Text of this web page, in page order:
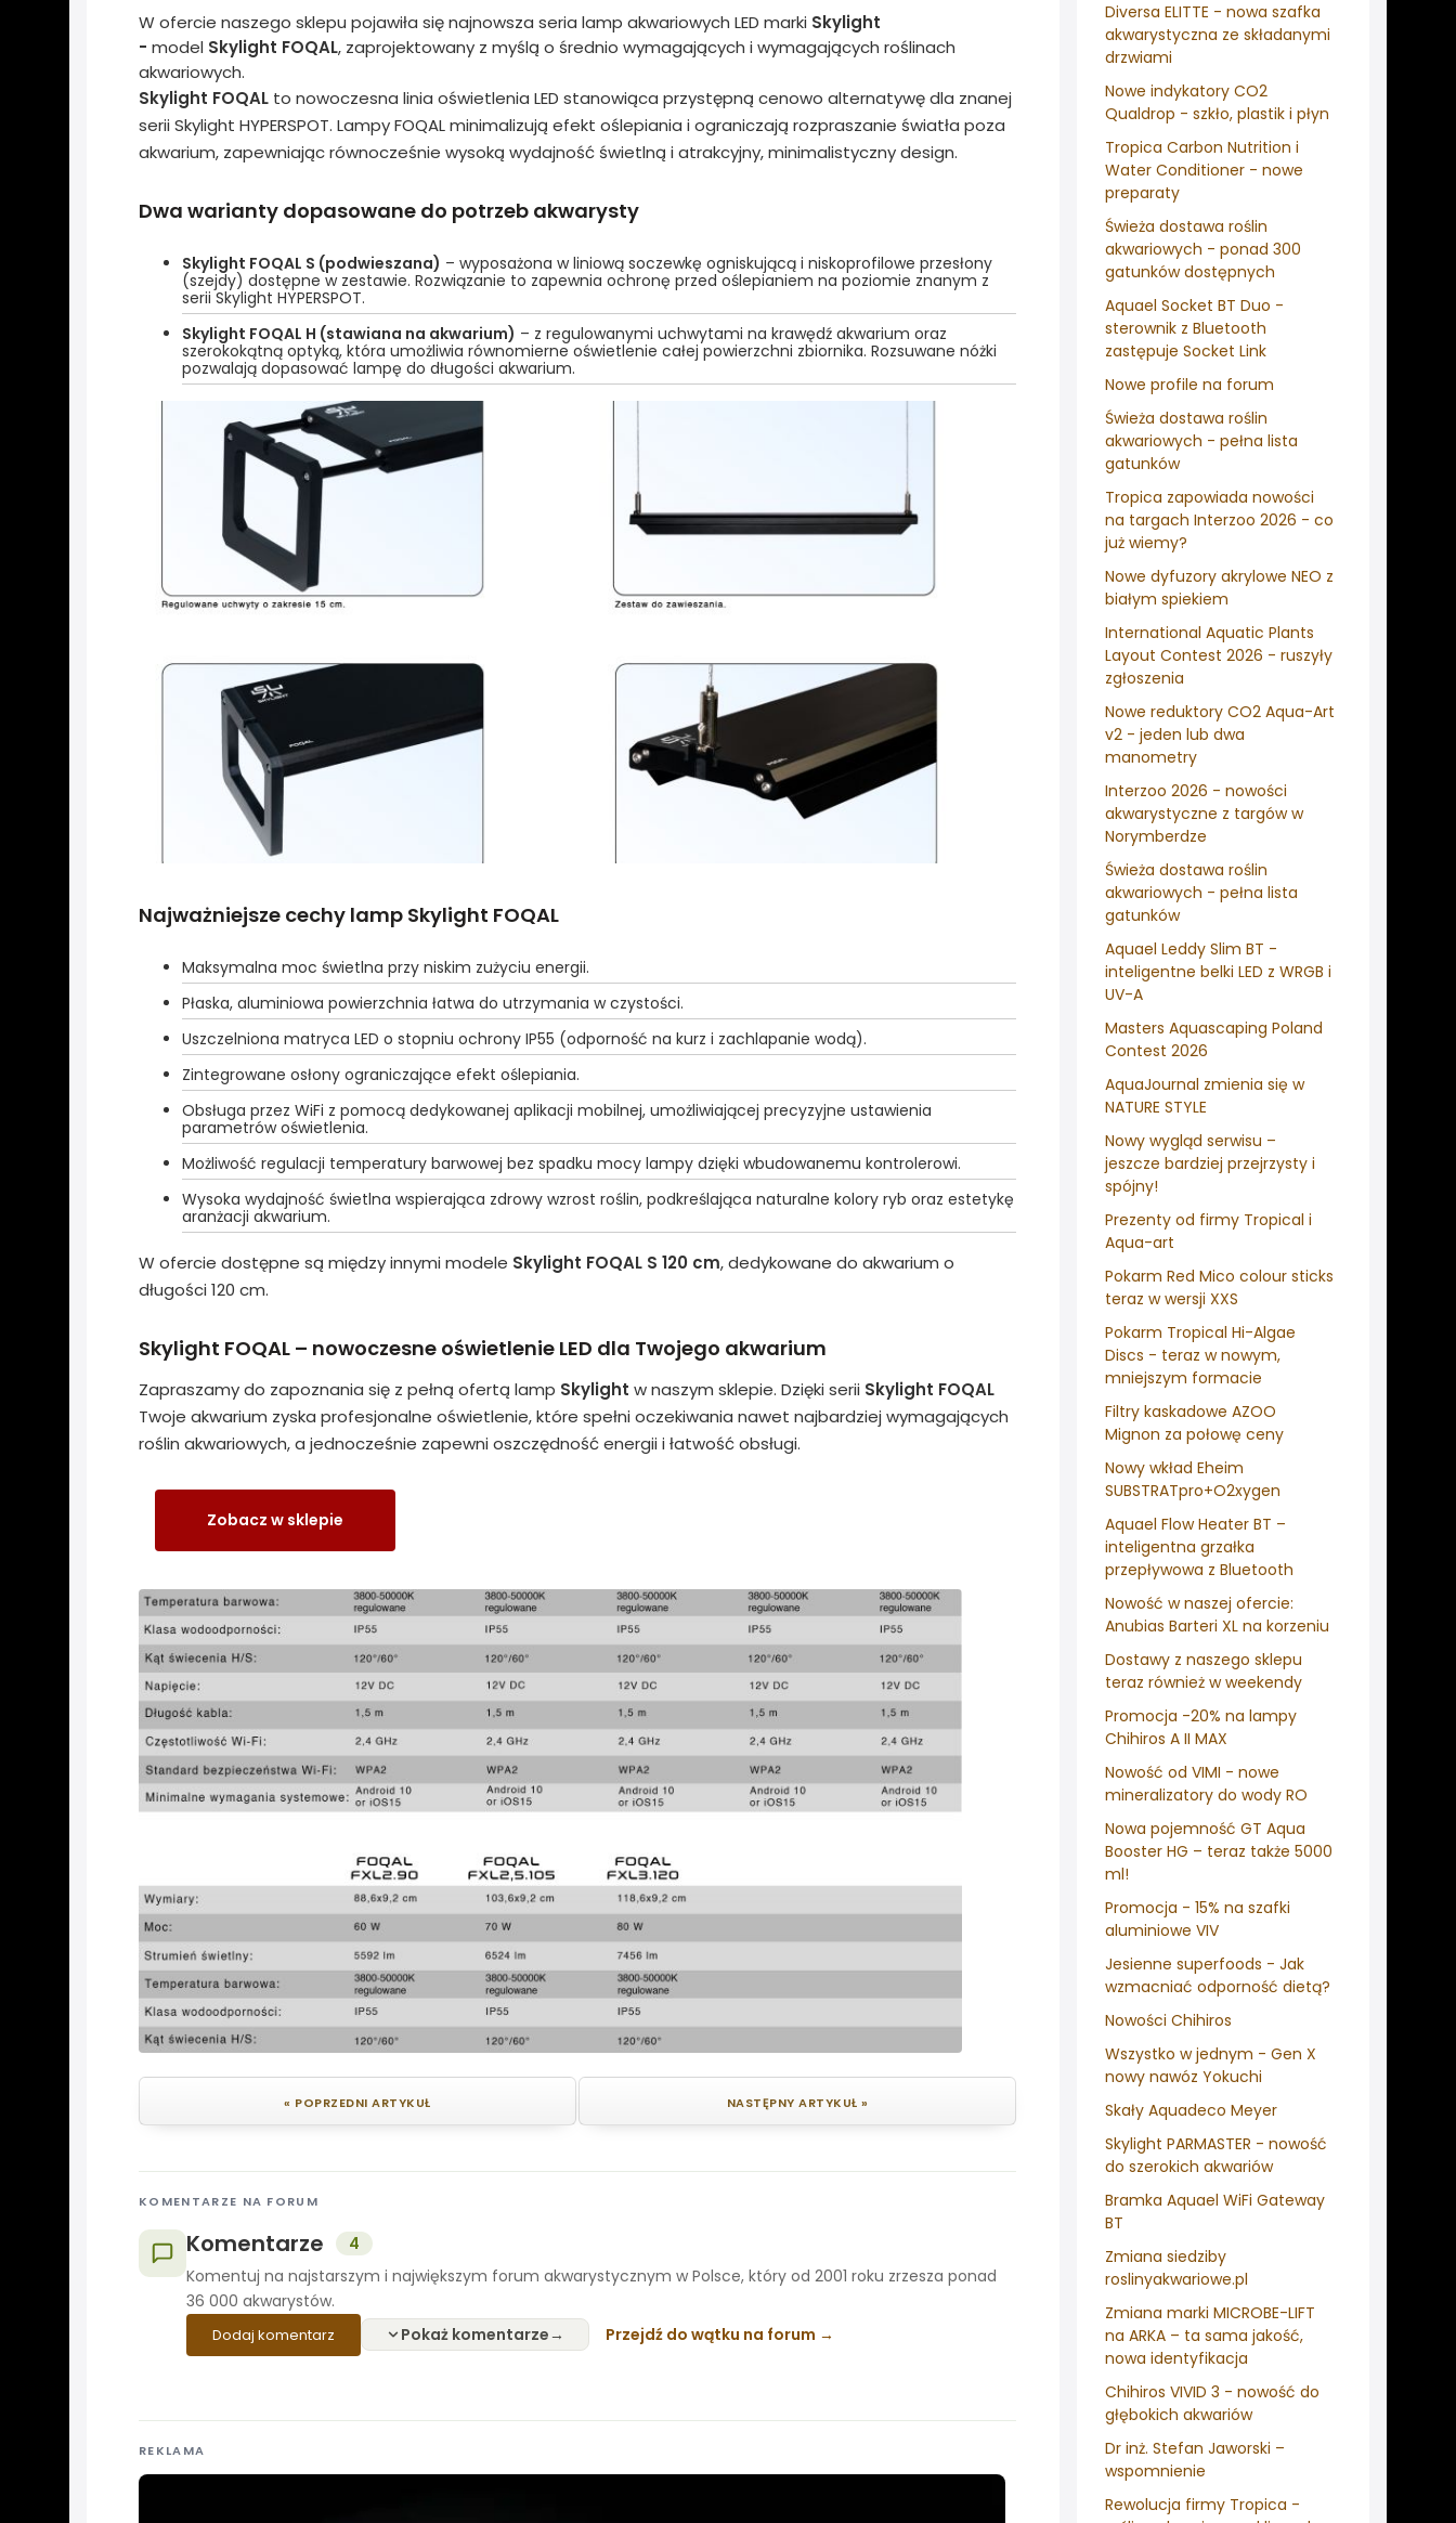
Diversa ELITTE - nowa szafka
akwarystyczna ze składanymi
drzwiami
Nowe indykatory CO2
Qualdrop - szkło, plastik i płyn
Tropica Carbon Nutrition i
Water Conditioner - nowe
preparaty
Świeża dostawa roślin
akwariowych - ponad 300
gatunków dostępnych
Aquael Socket BT Duo -
sterownik z Bluetooth
zastępuje Socket Link
Nowe profile na forum
Świeża dostawa roślin
akwariowych - pełna lista
gatunków
Tropica zapowiada nowości
na targach Interzoo 2026 - co
już wiemy?
Nowe dyfuzory akrylowe NEO z
białym spiekiem
International Aquatic Plants
Layout Contest 2026 - ruszyły
zgłoszenia
Nowe reduktory CO2 Aqua-Art
v2 - jeden lub dwa
manometry
Interzoo 2026 - nowości
akwarystyczne z targów w
Norymberdze
Świeża dostawa roślin
akwariowych - pełna lista
gatunków
Aquael Leddy Slim BT -
inteligentne belki LED z WRGB i
UV-A
Masters Aquascaping Poland
Contest 2026
AquaJournal zmienia się w
NATURE STYLE
Nowy wygląd serwisu –
jeszcze bardziej przejrzysty i
spójny!
Prezenty od firmy Tropical i
Aqua-art
Pokarm Red Mico colour sticks
teraz w wersji XXS
Pokarm Tropical Hi-Algae
Discs - teraz w nowym,
mniejszym formacie
Filtry kaskadowe AZOO
Mignon za połowę ceny
Nowy wkład Eheim
SUBSTRATpro+O2xygen
Aquael Flow Heater BT –
inteligentna grzałka
przepływowa z Bluetooth
Nowość w naszej ofercie:
Anubias Barteri XL na korzeniu
Dostawy z naszego sklepu
teraz również w weekendy
Promocja -20% na lampy
Chihiros A II MAX
Nowość od VIMI - nowe
mineralizatory do wody RO
Nowa pojemność GT Aqua
Booster HG – teraz także 5000
ml!
Promocja - 15% na szafki
aluminiowe VIV
Jesienne superfoods - Jak
wzmacniać odporność dietą?
Nowości Chihiros
Wszystko w jednym - Gen X
nowy nawóz Yokuchi
Skały Aquadeco Meyer
Skylight PARMASTER - nowość
do szerokich akwariów
Bramka Aquael WiFi Gateway
BT
Zmiana siedziby
roslinyakwariowe.pl
Zmiana marki MICROBE-LIFT
na ARKA – ta sama jakość,
nowa identyfikacja
Chihiros VIVID 3 - nowość do
głębokich akwariów
Dr inż. Stefan Jaworski –
wspomnienie
Rewolucja firmy Tropica -
W ofercie naszego sklepu pojawiła się najnowsza seria lamp akwariowych LED marki Skylight
- model Skylight FOQAL, zaprojektowany z myślą o średnio wymagających i wymagających roślinach
akwariowych.
Skylight FOQAL to nowoczesna linia oświetlenia LED stanowiąca przystępną cenowo alternatywę dla znanej
serii Skylight HYPERSPOT. Lampy FOQAL minimalizują efekt oślepiania i ograniczają rozpraszanie światła poza
akwarium, zapewniając równocześnie wysoką wydajność świetlną i atrakcyjny, minimalistyczny design.
Dwa warianty dopasowane do potrzeb akwarysty
Skylight FOQAL S (podwieszana) – wyposażona w liniową soczewkę ogniskującą i niskoprofilowe przesłony
(szejdy) dostępne w zestawie. Rozwiązanie to zapewnia ochronę przed oślepianiem na poziomie znanym z
serii Skylight HYPERSPOT.
Skylight FOQAL H (stawiana na akwarium) – z regulowanymi uchwytami na krawędź akwarium oraz
szerokokątną optyką, która umożliwia równomierne oświetlenie całej powierzchni zbiornika. Rozsuwane nóżki
pozwalają dopasować lampę do długości akwarium.
Najważniejsze cechy lamp Skylight FOQAL
Maksymalna moc świetlna przy niskim zużyciu energii.
Płaska, aluminiowa powierzchnia łatwa do utrzymania w czystości.
Uszczelniona matryca LED o stopniu ochrony IP55 (odporność na kurz i zachlapanie wodą).
Zintegrowane osłony ograniczające efekt oślepiania.
Obsługa przez WiFi z pomocą dedykowanej aplikacji mobilnej, umożliwiającej precyzyjne ustawienia
parametrów oświetlenia.
Możliwość regulacji temperatury barwowej bez spadku mocy lampy dzięki wbudowanemu kontrolerowi.
Wysoka wydajność świetlna wspierająca zdrowy wzrost roślin, podkreślająca naturalne kolory ryb oraz estetykę
aranżacji akwarium.
W ofercie dostępne są między innymi modele Skylight FOQAL S 120 cm, dedykowane do akwarium o
długości 120 cm.
Skylight FOQAL – nowoczesne oświetlenie LED dla Twojego akwarium
Zapraszamy do zapoznania się z pełną ofertą lamp Skylight w naszym sklepie. Dzięki serii Skylight FOQAL
Twoje akwarium zyska profesjonalne oświetlenie, które spełni oczekiwania nawet najbardziej wymagających
roślin akwariowych, a jednocześnie zapewni oszczędność energii i łatwość obsługi.
Zobacz w sklepie
« POPRZEDNI ARTYKUŁ NASTĘPNY ARTYKUŁ »
KOMENTARZE NA FORUM
Komentarze
4
Komentuj na najstarszym i największym forum akwarystycznym w Polsce, który od 2001 roku zrzesza ponad
36 000 akwarystów.
Dodaj komentarz Pokaż komentarze Przejdź do wątku na forum
REKLAMA